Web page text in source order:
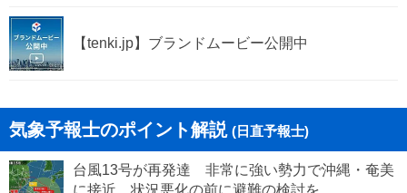
【tenki.jp】ブランドムービー公開中
気象予報士のポイント解説 (日直予報士)
台風13号が再発達 非常に強い勢力で沖縄・奄美
に接近 状況悪化の前に避難の検討を